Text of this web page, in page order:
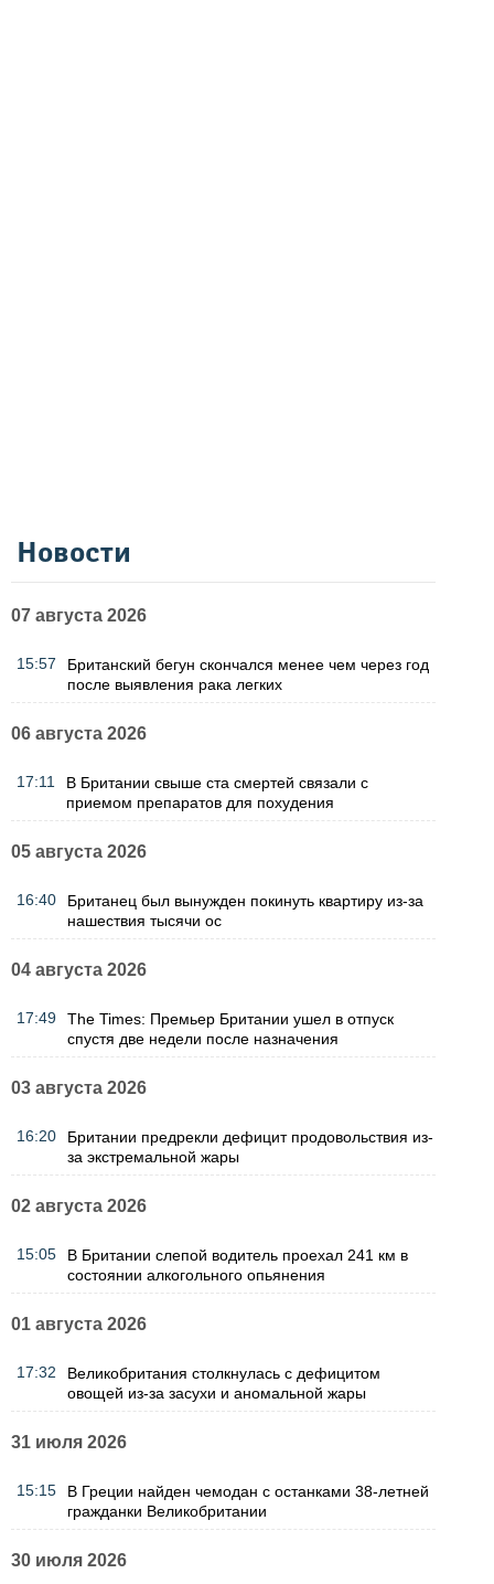
Новости
07 августа 2026
15:57
Британский бегун скончался менее чем через год
после выявления рака легких
06 августа 2026
17:11
В Британии свыше ста смертей связали с
приемом препаратов для похудения
05 августа 2026
16:40
Британец был вынужден покинуть квартиру из-за
нашествия тысячи ос
04 августа 2026
17:49
The Times: Премьер Британии ушел в отпуск
спустя две недели после назначения
03 августа 2026
16:20
Британии предрекли дефицит продовольствия из-
за экстремальной жары
02 августа 2026
15:05
В Британии слепой водитель проехал 241 км в
состоянии алкогольного опьянения
01 августа 2026
17:32
Великобритания столкнулась с дефицитом
овощей из-за засухи и аномальной жары
31 июля 2026
15:15
В Греции найден чемодан с останками 38-летней
гражданки Великобритании
30 июля 2026